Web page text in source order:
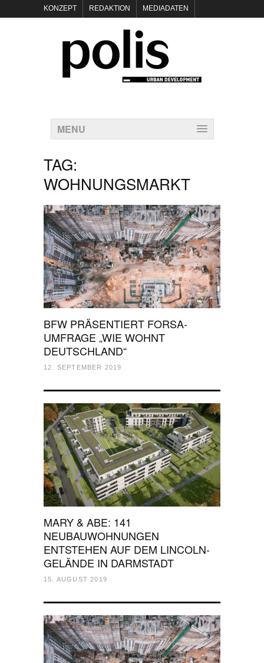
KONZEPT REDAKTION MEDIADATEN
POLIS KEYNOTES
KONTAKT DATENSCHUTZ IMPRESSUM
MENU
TAG:
WOHNUNGSMARKT
BFW PRÄSENTIERT FORSA-
UMFRAGE „WIE WOHNT
DEUTSCHLAND“
12. SEPTEMBER 2019
MARY & ABE: 141
NEUBAUWOHNUNGEN
ENTSTEHEN AUF DEM LINCOLN-
GELÄNDE IN DARMSTADT
15. AUGUST 2019